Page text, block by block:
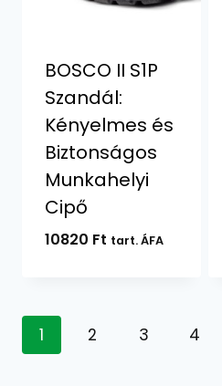
BOSCO II S1P
Szandál:
Kényelmes és
Biztonságos
Munkahelyi
Cipő
10820 Ft tart. ÁFA
1 2 3 4